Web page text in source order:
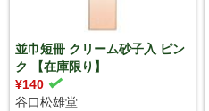
並巾短冊 クリーム砂子入 ピン
ク 【在庫限り】
¥140
谷口松雄堂